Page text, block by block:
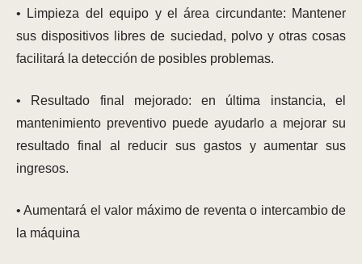
• Limpieza del equipo y el área circundante: Mantener
sus dispositivos libres de suciedad, polvo y otras cosas
facilitará la detección de posibles problemas.
• Resultado final mejorado: en última instancia, el
mantenimiento preventivo puede ayudarlo a mejorar su
resultado final al reducir sus gastos y aumentar sus
ingresos.
• Aumentará el valor máximo de reventa o intercambio de
la máquina